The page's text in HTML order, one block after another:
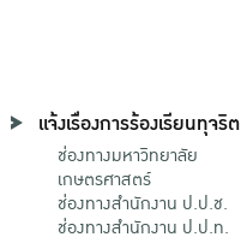
แจ้งเรื่องการร้องเรียนทุจริต
ช่องทางมหาวิทยาลัย
เกษตรศาสตร์
ช่องทางสำนักงาน ป.ป.ช.
ช่องทางสำนักงาน ป.ป.ท.